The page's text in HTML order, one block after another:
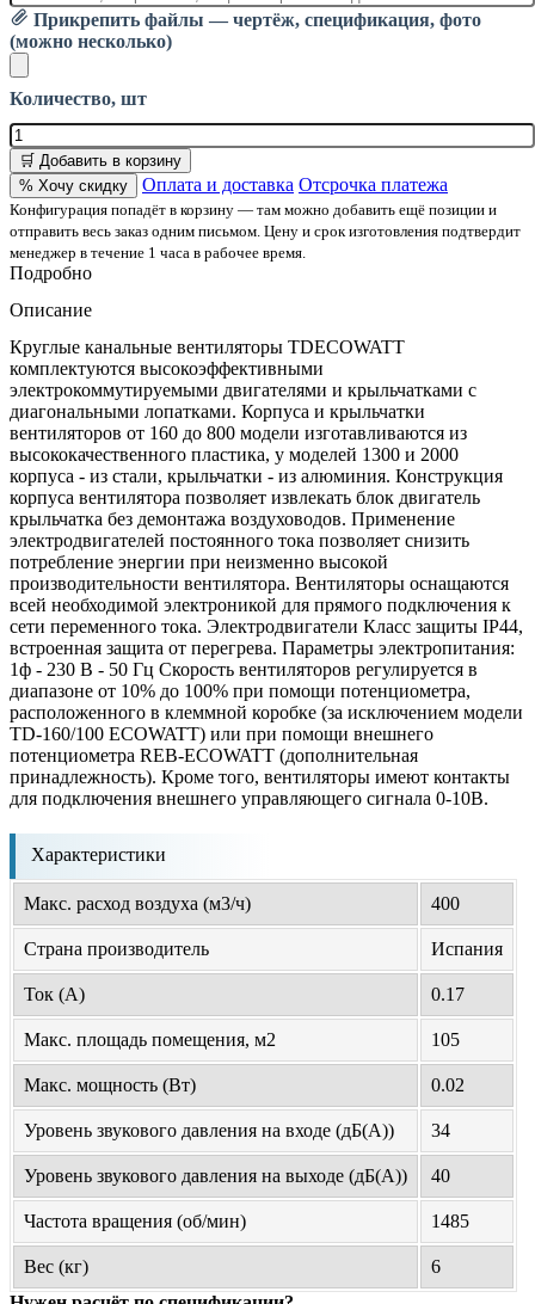
Прикрепить файлы — чертёж, спецификация, фото
(можно несколько)
Количество, шт
🛒 Добавить в корзину
% Хочу скидку
Оплата и доставка Отсрочка платежа
Конфигурация попадёт в корзину — там можно добавить ещё позиции и
отправить весь заказ одним письмом. Цену и срок изготовления подтвердит
менеджер в течение 1 часа в рабочее время.
Подробно
Описание
Круглые канальные вентиляторы TDECOWATT
комплектуются высокоэффективными
электрокоммутируемыми двигателями и крыльчатками с
диагональными лопатками. Корпуса и крыльчатки
вентиляторов от 160 до 800 модели изготавливаются из
высококачественного пластика, у моделей 1300 и 2000
корпуса - из стали, крыльчатки - из алюминия. Конструкция
корпуса вентилятора позволяет извлекать блок двигатель
крыльчатка без демонтажа воздуховодов. Применение
электродвигателей постоянного тока позволяет снизить
потребление энергии при неизменно высокой
производительности вентилятора. Вентиляторы оснащаются
всей необходимой электроникой для прямого подключения к
сети переменного тока. Электродвигатели Класс защиты IP44,
встроенная защита от перегрева. Параметры электропитания:
1ф - 230 В - 50 Гц Скорость вентиляторов регулируется в
диапазоне от 10% до 100% при помощи потенциометра,
расположенного в клеммной коробке (за исключением модели
TD-160/100 ECOWATT) или при помощи внешнего
потенциометра REB-ECOWATT (дополнительная
принадлежность). Кроме того, вентиляторы имеют контакты
для подключения внешнего управляющего сигнала 0-10В.
Характеристики
Макс. расход воздуха (м3/ч) 400
Страна производитель Испания
Ток (А) 0.17
Макс. площадь помещения, м2 105
Макс. мощность (Вт) 0.02
Уровень звукового давления на входе (дБ(А)) 34
Уровень звукового давления на выходе (дБ(А)) 40
Частота вращения (об/мин) 1485
Вес (кг)
6